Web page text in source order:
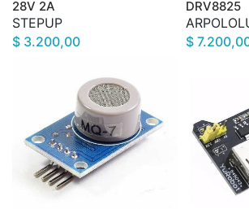
28V 2A
STEPUP
$ 3.200,00
DRV8825
$